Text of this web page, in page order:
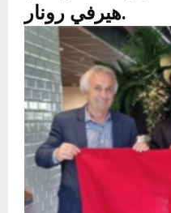
هيرفي رونار.